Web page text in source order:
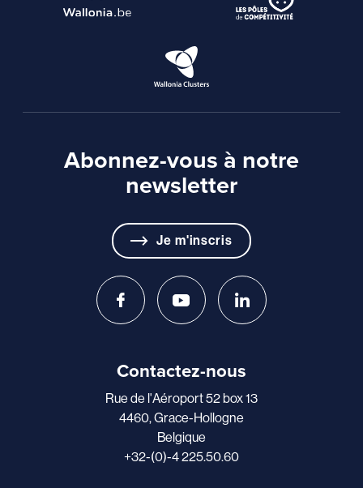
Abonnez-vous à notre
newsletter
Je m'inscris
Contactez-nous
Rue de l'Aéroport 52 box 13
4460, Grace-Hollogne
Belgique
+32-(0)-4 225.50.60